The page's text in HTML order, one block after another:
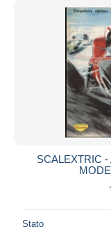
SCALEXTRIC
Stato